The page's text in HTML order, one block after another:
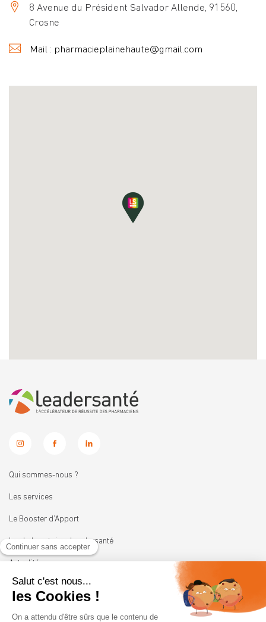
8 Avenue du Président Salvador Allende, 91560,
Crosne
Mail : pharmacieplainehaute@gmail.com
Qui sommes-nous ?
Les services
Le Booster d’Apport
Les Laboratoires Leadersanté
Actualités
Nous rejoindre